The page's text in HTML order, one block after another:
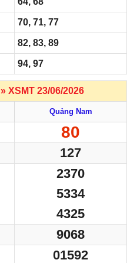
70, 71, 77
82, 83, 89
94, 97
» XSMT 23/06/2026
Quảng Nam
80
127
2370
5334
4325
9068
01592